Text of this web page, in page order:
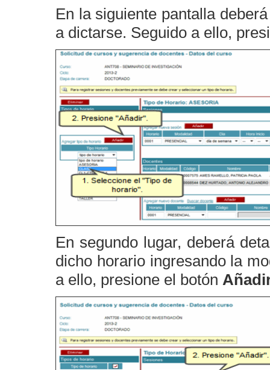
En la siguiente pantalla
a dictarse. Seguido a ello,
En segundo lugar, deberá
dicho horario ingresando la
a ello, presione el botón